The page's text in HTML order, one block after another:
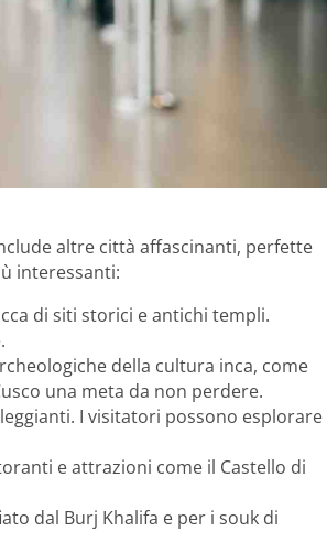
altre città affascinanti, perfette
interessanti:
di siti storici e antichi templi.
della cultura inca, come
una meta da non perdere.
I visitatori possono esplorare
e attrazioni come il Castello di
dal Burj Khalifa e per i souk di